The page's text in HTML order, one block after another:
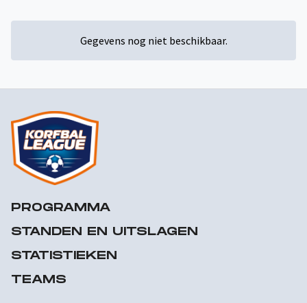
Gegevens nog niet beschikbaar.
PROGRAMMA
STANDEN EN UITSLAGEN
STATISTIEKEN
TEAMS